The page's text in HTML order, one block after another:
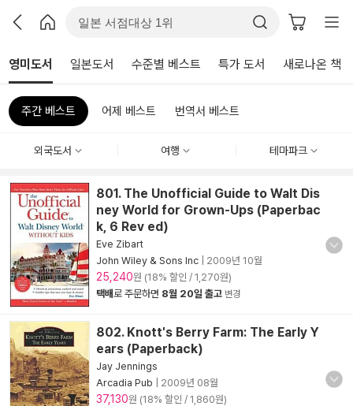
영미도서 일본도서 수준별 베스트 특가 도서 새로나온 책
주간 베스트 어제 베스트 번역서 베스트
외국도서 여행 테마파크
801. The Unofficial Guide to Walt Dis
ney World for Grown-Ups (Paperbac
k, 6 Rev ed)
Eve Zibart
John Wiley & Sons Inc
2009년 10월
25,240원 (18% 할인 / 1,270원)
택배로 주문하면 8월 20일 출고 변경
802. Knott's Berry Farm: The Early Y
ears (Paperback)
Jay Jennings
Arcadia Pub
2009년 08월
37,130원 (18% 할인 / 1,860원)